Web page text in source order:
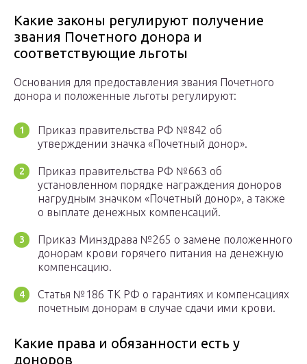
Какие законы регулируют получение
звания Почетного донора и
соответствующие льготы
Основания для предоставления звания Почетного
донора и положенные льготы регулируют:
Приказ правительства РФ №842 об
утверждении значка «Почетный донор».
Приказ правительства РФ №663 об
установленном порядке награждения доноров
нагрудным значком «Почетный донор», а также
о выплате денежных компенсаций.
Приказ Минздрава №265 о замене положенного
донорам крови горячего питания на денежную
компенсацию.
Статья №186 ТК РФ о гарантиях и компенсациях
почетным донорам в случае сдачи ими крови.
Какие права и обязанности есть у
доноров